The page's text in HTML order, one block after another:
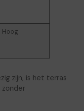
Hoog
zijn, is het terras
zonder